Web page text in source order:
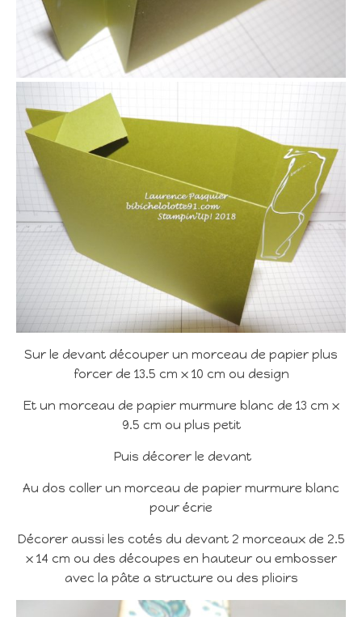
Sur le devant découper un morceau de papier plus
forcer de 13.5 cm x 10 cm ou design
Et un morceau de papier murmure blanc de 13 cm x
9.5 cm ou plus petit
Puis décorer le devant
Au dos coller un morceau de papier murmure blanc
pour écrie
Décorer aussi les cotés du devant 2 morceaux de 2.5
x 14 cm ou des découpes en hauteur ou embosser
avec la pâte a structure ou des plioirs